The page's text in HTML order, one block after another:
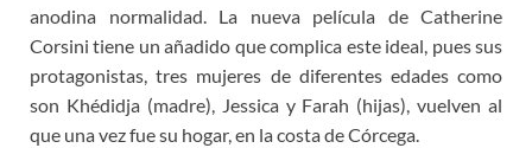
anodina normalidad. La nueva película de Catherine
Corsini tiene un añadido que complica este ideal, pues sus
protagonistas, tres mujeres de diferentes edades como
son Khédidja (madre), Jessica y Farah (hijas), vuelven al
que una vez fue su hogar, en la costa de Córcega.